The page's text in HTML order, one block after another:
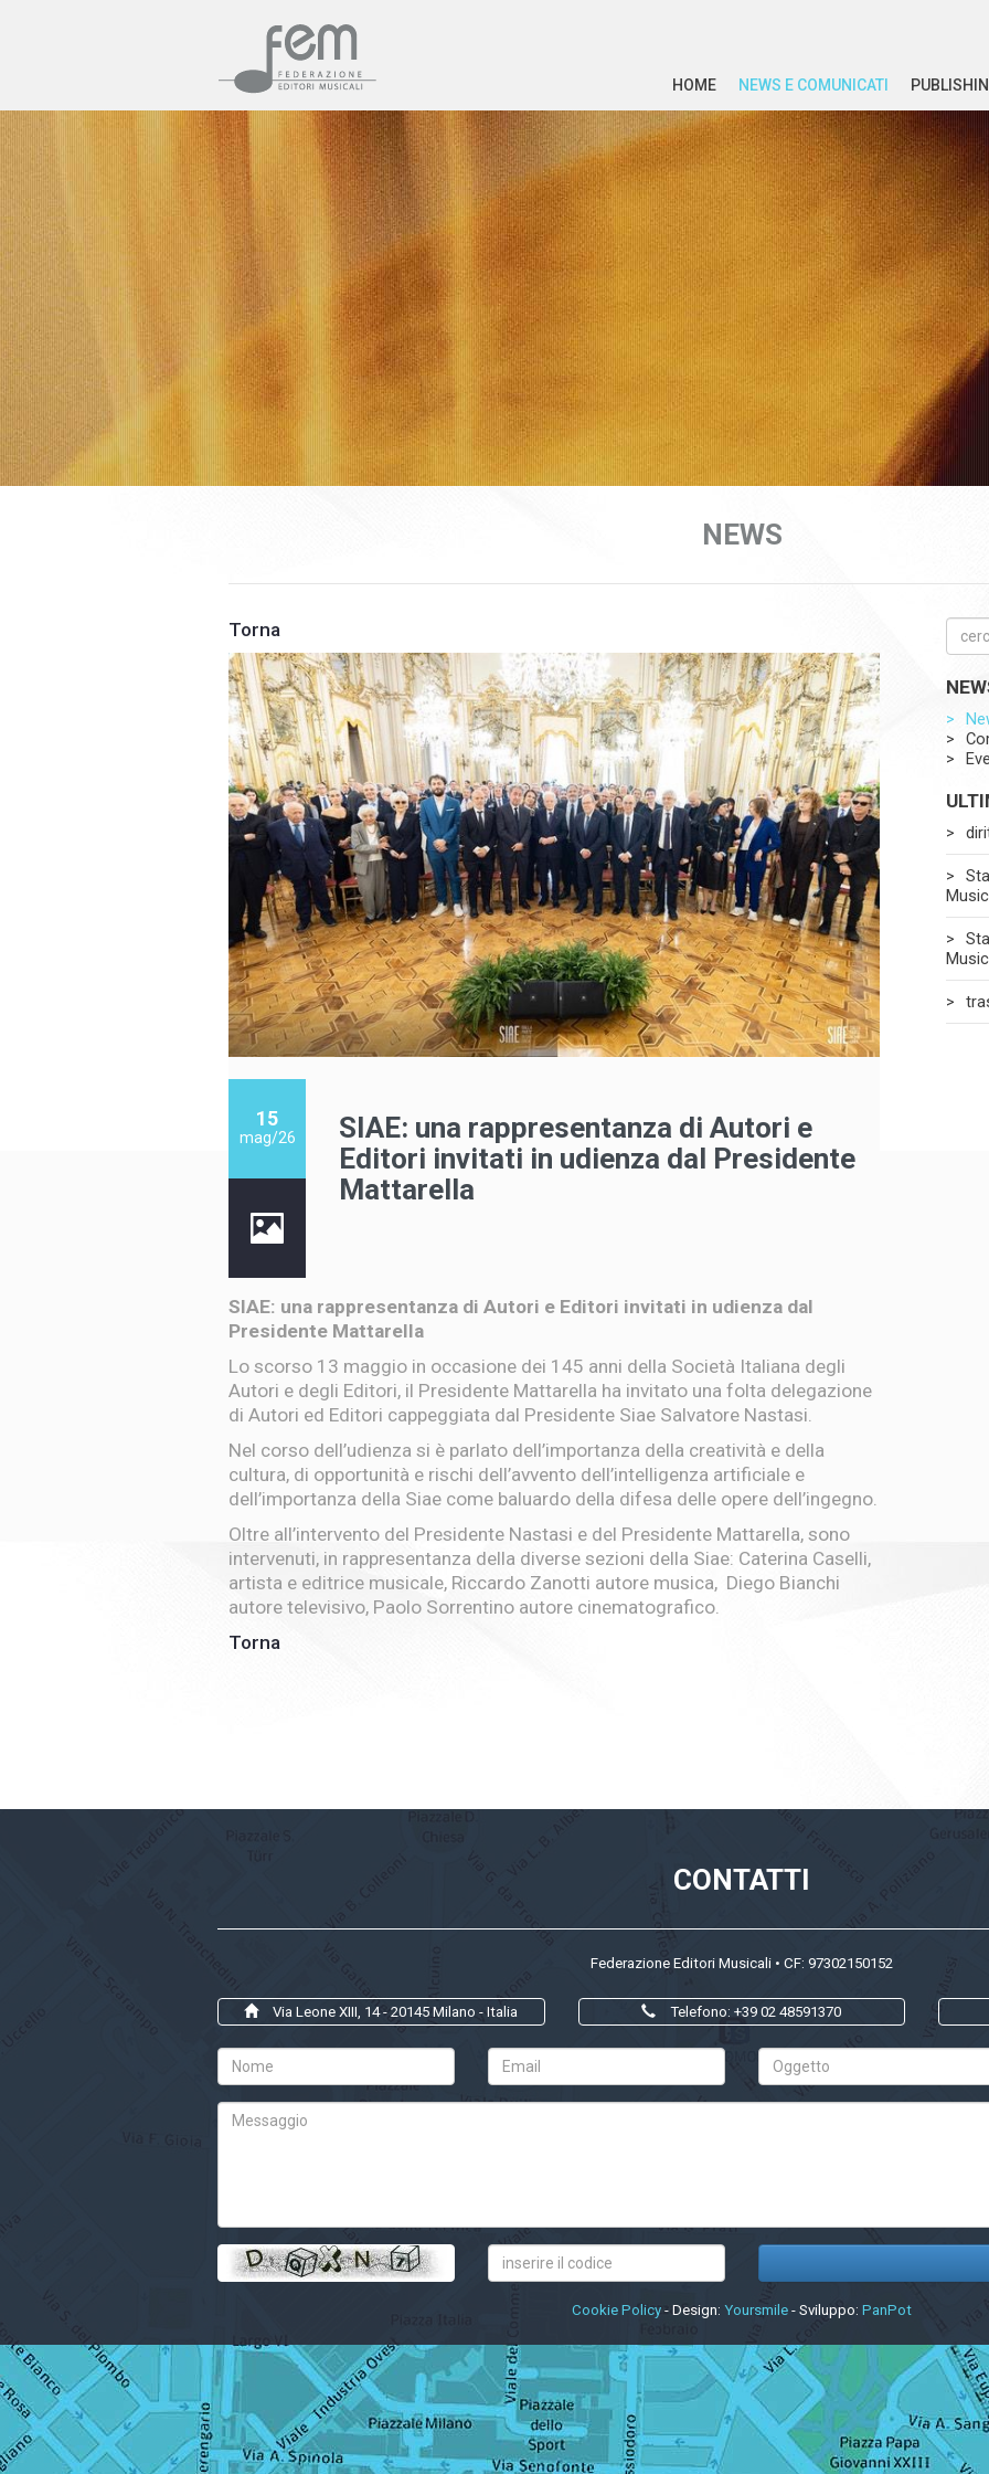
HOME NEWS E COMUNICATI
NEWS
Torna
15
mag/26
SIAE: una rappresentanza di Autori e
Editori invitati in udienza dal Presidente
Mattarella
SIAE: una rappresentanza di Autori e Editori invitati in udienza dal
Presidente Mattarella
Lo scorso 13 maggio in occasione dei 145 anni della Società Italiana degli
Autori e degli Editori, il Presidente Mattarella ha invitato una folta delegazione
di Autori ed Editori cappeggiata dal Presidente Siae Salvatore Nastasi.
Nel corso dell’udienza si è parlato dell’importanza della creatività e della
cultura, di opportunità e rischi dell’avvento dell’intelligenza artificiale e
dell’importanza della Siae come baluardo della difesa delle opere dell’ingegno.
Oltre all’intervento del Presidente Nastasi e del Presidente Mattarella, sono
intervenuti, in rappresentanza della diverse sezioni della Siae: Caterina Caselli,
artista e editrice musicale, Riccardo Zanotti autore musica, Diego Bianchi
autore televisivo, Paolo Sorrentino autore cinematografico.
Torna
CONTATTI
Federazione Editori Musicali • CF: 97302150152
Via Leone XIII, 14 - 20145 Milano - Italia Telefono: +39 02 48591370
Cookie Policy - Design: Yoursmile - Sviluppo: PanPot